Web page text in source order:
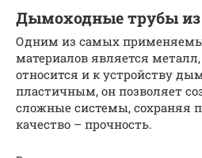
Дымоходные трубы
Одним из самых
материалов является
относится и к устройству
пластичным, он позволяет
сложные системы, сохраняя
качество – прочность.